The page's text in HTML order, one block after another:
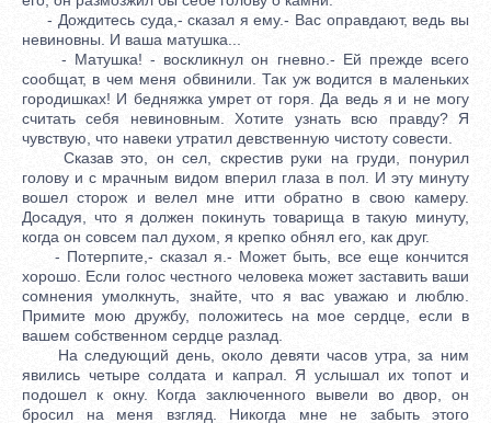
- Дождитесь суда,- сказал я ему.- Вас оправдают, ведь вы
невиновны. И ваша матушка...
- Матушка! - воскликнул он гневно.- Ей прежде всего
сообщат, в чем меня обвинили. Так уж водится в маленьких
городишках! И бедняжка умрет от горя. Да ведь я и не могу
считать себя невиновным. Хотите узнать всю правду? Я
чувствую, что навеки утратил девственную чистоту совести.
Сказав это, он сел, скрестив руки на груди, понурил
голову и с мрачным видом вперил глаза в пол. И эту минуту
вошел сторож и велел мне итти обратно в свою камеру.
Досадуя, что я должен покинуть товарища в такую минуту,
когда он совсем пал духом, я крепко обнял его, как друг.
- Потерпите,- сказал я.- Может быть, все еще кончится
хорошо. Если голос честного человека может заставить ваши
сомнения умолкнуть, знайте, что я вас уважаю и люблю.
Примите мою дружбу, положитесь на мое сердце, если в
вашем собственном сердце разлад.
На следующий день, около девяти часов утра, за ним
явились четыре солдата и капрал. Я услышал их топот и
подошел к окну. Когда заключенного вывели во двор, он
бросил на меня взгляд. Никогда мне не забыть этого